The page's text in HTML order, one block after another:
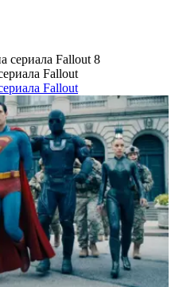
Fallout
Fallout